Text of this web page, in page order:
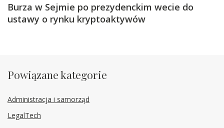
Burza w Sejmie po prezydenckim wecie do
ustawy o rynku kryptoaktywów
Powiązane kategorie
Administracja i samorząd
LegalTech